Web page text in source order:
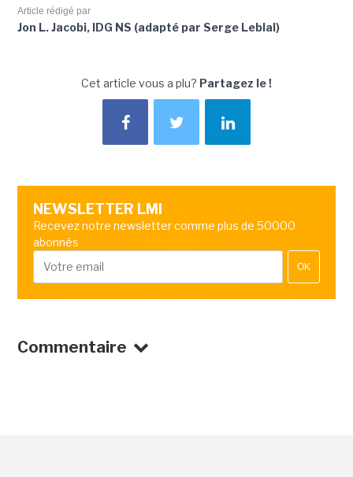
Article rédigé par
Jon L. Jacobi, IDG NS (adapté par Serge Leblal)
Cet article vous a plu? Partagez le !
NEWSLETTER LMI
Recevez notre newsletter comme plus de 50000
abonnés
OK
Commentaire